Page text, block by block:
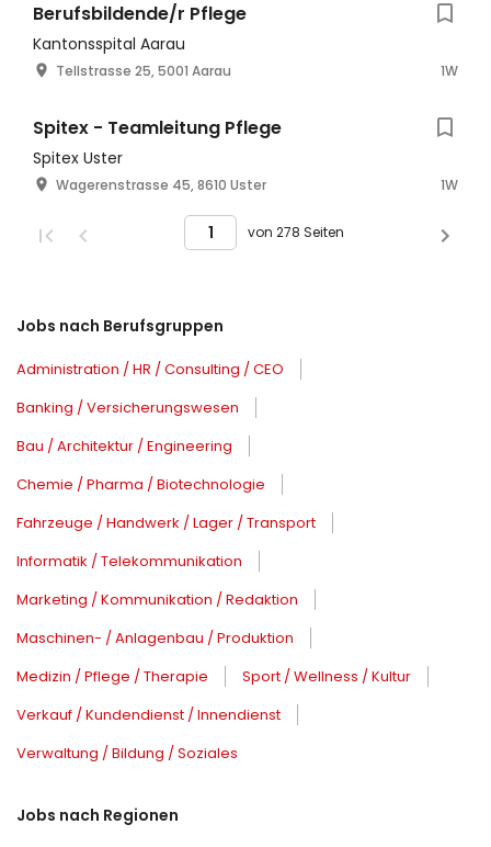
Berufsbildende/r Pflege
Kantonsspital Aarau
Tellstrasse 25, 5001 Aarau 1W
Spitex - Teamleitung Pflege
Spitex Uster
Wagerenstrasse 45, 8610 Uster 1W
von 278 Seiten
Jobs nach Berufsgruppen
Administration / HR / Consulting / CEO
Banking / Versicherungswesen
Bau / Architektur / Engineering
Chemie / Pharma / Biotechnologie
Fahrzeuge / Handwerk / Lager / Transport
Informatik / Telekommunikation
Marketing / Kommunikation / Redaktion
Maschinen- / Anlagenbau / Produktion
Medizin / Pflege / Therapie
Sport / Wellness / Kultur
Verkauf / Kundendienst / Innendienst
Verwaltung / Bildung / Soziales
Jobs nach Regionen